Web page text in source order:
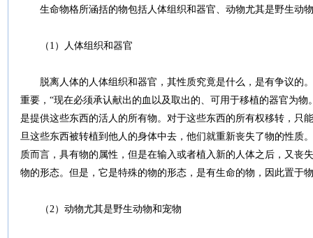
生命物格所涵括的物包括人体组织和器官、动物尤其是野生动
（1）人体组织和器官
脱离人体的人体组织和器官，其性质究竟是什么，是有争议的
重要，“现在必须承认献出的血以及取出的、可用于移植的器官为
是提供这些东西的活人的所有物。对于这些东西的所有权移转，只
旦这些东西被转植到他人的身体中去，他们就重新丧失了物的性质
质而言，具有物的属性，但是在输入或者植入新的人体之后，又丧
物的形态。但是，它是特殊的物的形态，是有生命的物，因此置于
（2）动物尤其是野生动物和宠物